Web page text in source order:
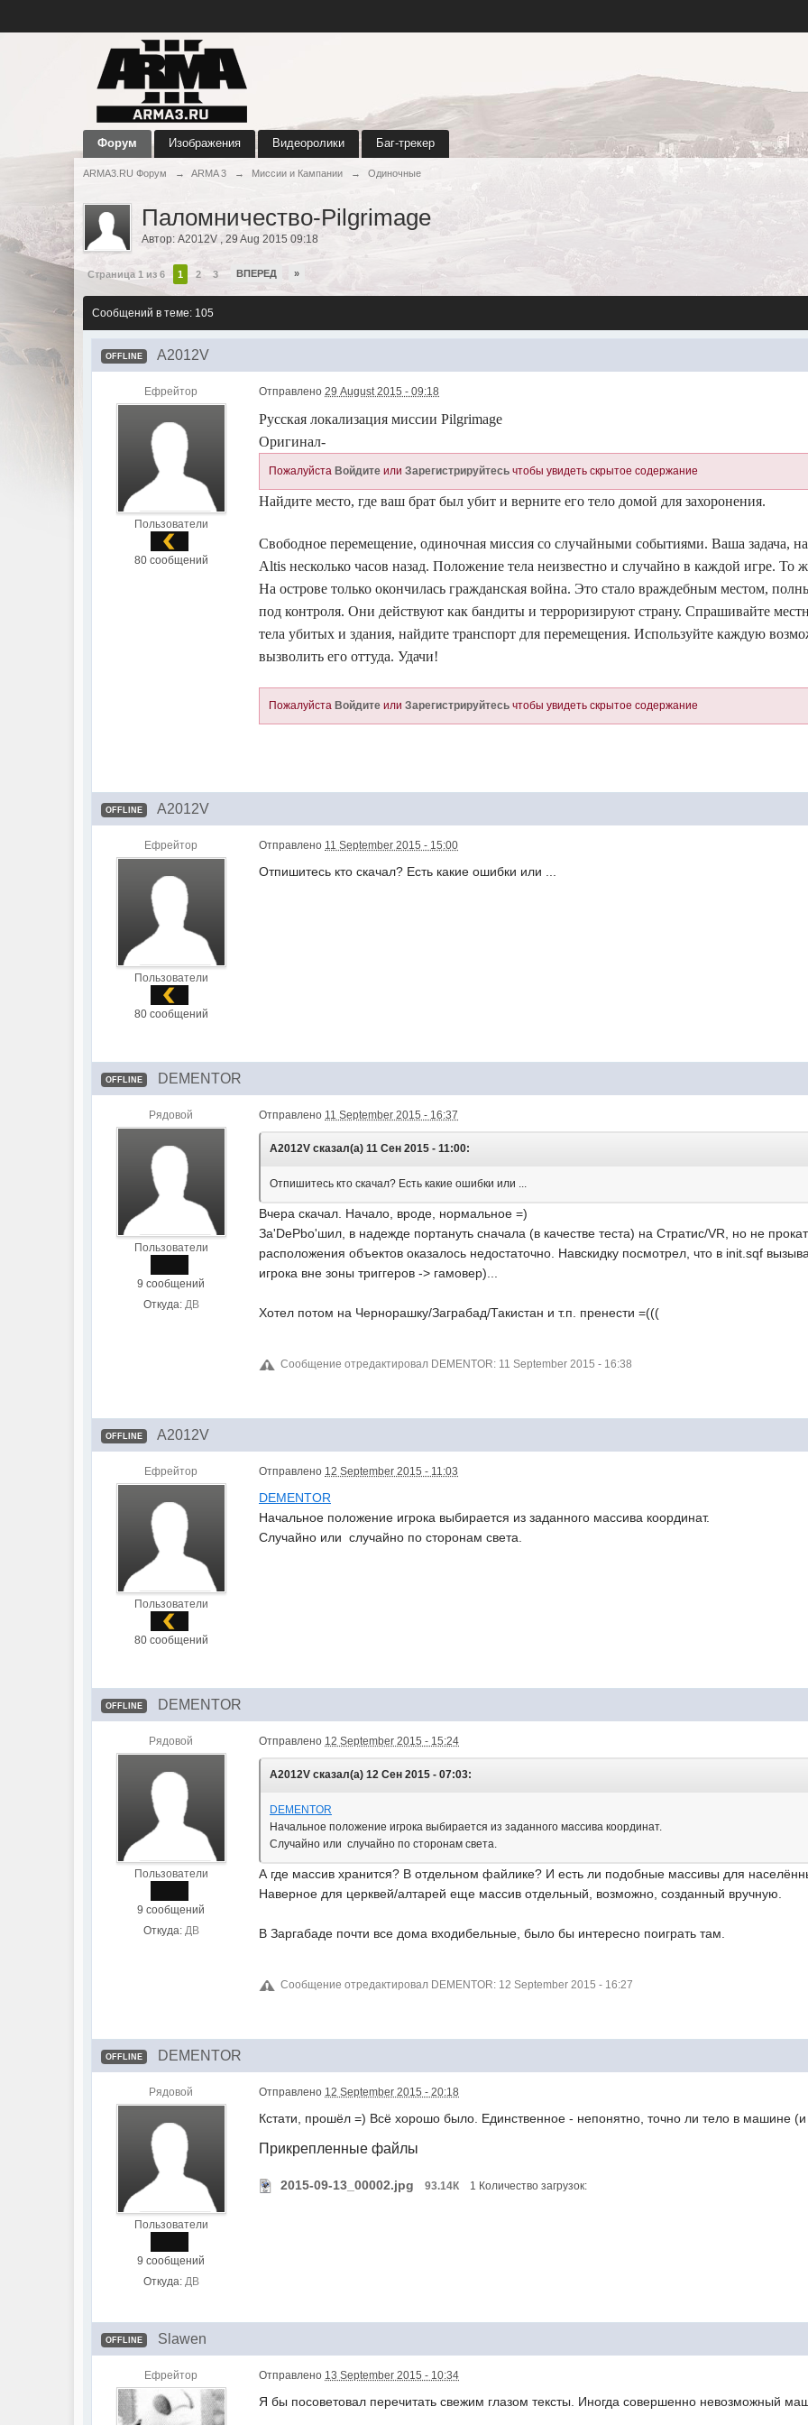
Форум Изображения Видеоролики Баг-трекер
ARMA3.RU Форум → ARMA 3 → Миссии и Кампании → Одиночные
Паломничество-Pilgrimage
Автор: A2012V , 29 Aug 2015 09:18
Страница 1 из 6 1 2 3 ВПЕРЕД »
Сообщений в теме: 105
OFFLINE A2012V
Ефрейтор
Пользователи
80 сообщений
Отправлено 29 August 2015 - 09:18
Русская локализация миссии Pilgrimage
Оригинал-
Пожалуйста Войдите или Зарегистрируйтесь чтобы увидеть скрытое содержание
Найдите место, где ваш брат был убит и верните его тело домой для захоронения.
Свободное перемещение, одиночная миссия со случайными событиями. Ваша задача,
Altis несколько часов назад. Положение тела неизвестно и случайно в каждой игре. То
На острове только окончилась гражданская война. Это стало враждебным местом,
под контроля. Они действуют как бандиты и терроризируют страну. Спрашивайте
тела убитых и здания, найдите транспорт для перемещения. Используйте каждую
вызволить его оттуда. Удачи!
Пожалуйста Войдите или Зарегистрируйтесь чтобы увидеть скрытое содержание
OFFLINE A2012V
Ефрейтор
Пользователи
80 сообщений
Отправлено 11 September 2015 - 15:00
Отпишитесь кто скачал? Есть какие ошибки или ...
OFFLINE DEMENTOR
Рядовой
Пользователи
9 сообщений
Откуда: ДВ
Отправлено 11 September 2015 - 16:37
A2012V сказал(а) 11 Сен 2015 - 11:00:
Отпишитесь кто скачал? Есть какие ошибки или ...
Вчера скачал. Начало, вроде, нормальное =)
За'DePbo'шил, в надежде портануть сначала (в качестве теста) на Стратис/VR, но не
расположения объектов оказалось недостаточно. Навскидку посмотрел, что в init.sqf
игрока вне зоны триггеров -> гамовер)...
Хотел потом на Чернорашку/Заграбад/Такистан и т.п. пренести =(((
Сообщение отредактировал DEMENTOR: 11 September 2015 - 16:38
OFFLINE A2012V
Ефрейтор
Пользователи
80 сообщений
Отправлено 12 September 2015 - 11:03
DEMENTOR
Начальное положение игрока выбирается из заданного массива координат.
Случайно или случайно по сторонам света.
OFFLINE DEMENTOR
Рядовой
Пользователи
9 сообщений
Откуда: ДВ
Отправлено 12 September 2015 - 15:24
A2012V сказал(а) 12 Сен 2015 - 07:03:
DEMENTOR
Начальное положение игрока выбирается из заданного массива координат.
Случайно или случайно по сторонам света.
А где массив хранится? В отдельном файлике? И есть ли подобные массивы для
Наверное для церквей/алтарей еще массив отдельный, возможно, созданный вручную.
В Заргабаде почти все дома входибельные, было бы интересно поиграть там.
Сообщение отредактировал DEMENTOR: 12 September 2015 - 16:27
OFFLINE DEMENTOR
Рядовой
Пользователи
9 сообщений
Откуда: ДВ
Отправлено 12 September 2015 - 20:18
Кстати, прошёл =) Всё хорошо было. Единственное - непонятно, точно ли тело в машине (и
Прикрепленные файлы
2015-09-13_00002.jpg 93.14К 1 Количество загрузок:
OFFLINE Slawen
Ефрейтор Отправлено 13 September 2015 - 10:34
Я бы посоветовал перечитать свежим глазом тексты. Иногда совершенно невозможный